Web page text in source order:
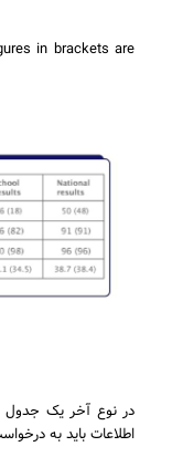
in brackets are
در نوع آخر یک جدول
اطلاعات باید به